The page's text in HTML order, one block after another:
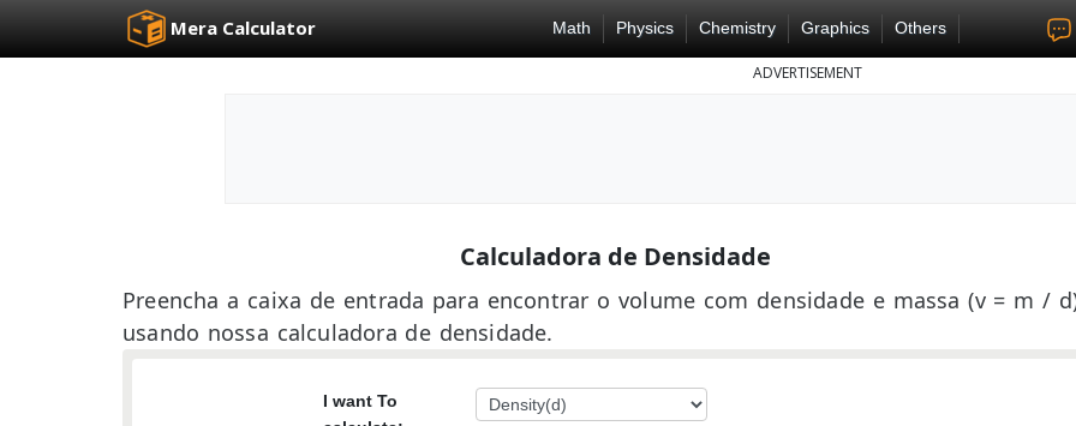
Mera Calculator Math Physics Chemistry Graphics Others
ADVERTISEMENT
Calculadora de Densidade
Preencha a caixa de entrada para encontrar o volume com densidade e massa (v = m /
usando nossa calculadora de densidade.
I want To